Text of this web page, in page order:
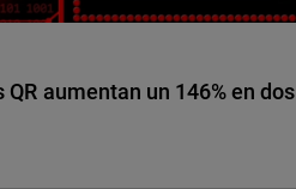
aumentan un 146% en dos